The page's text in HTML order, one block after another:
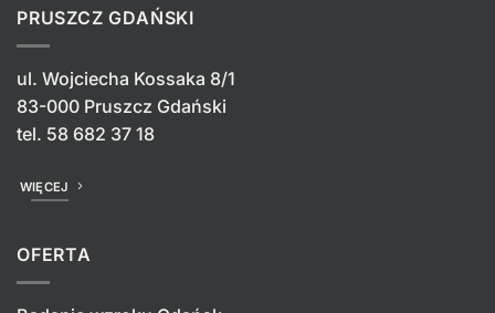
PRUSZCZ GDAŃSKI
ul. Wojciecha Kossaka 8/1
83-000 Pruszcz Gdański
tel. 58 682 37 18
WIĘCEJ
OFERTA